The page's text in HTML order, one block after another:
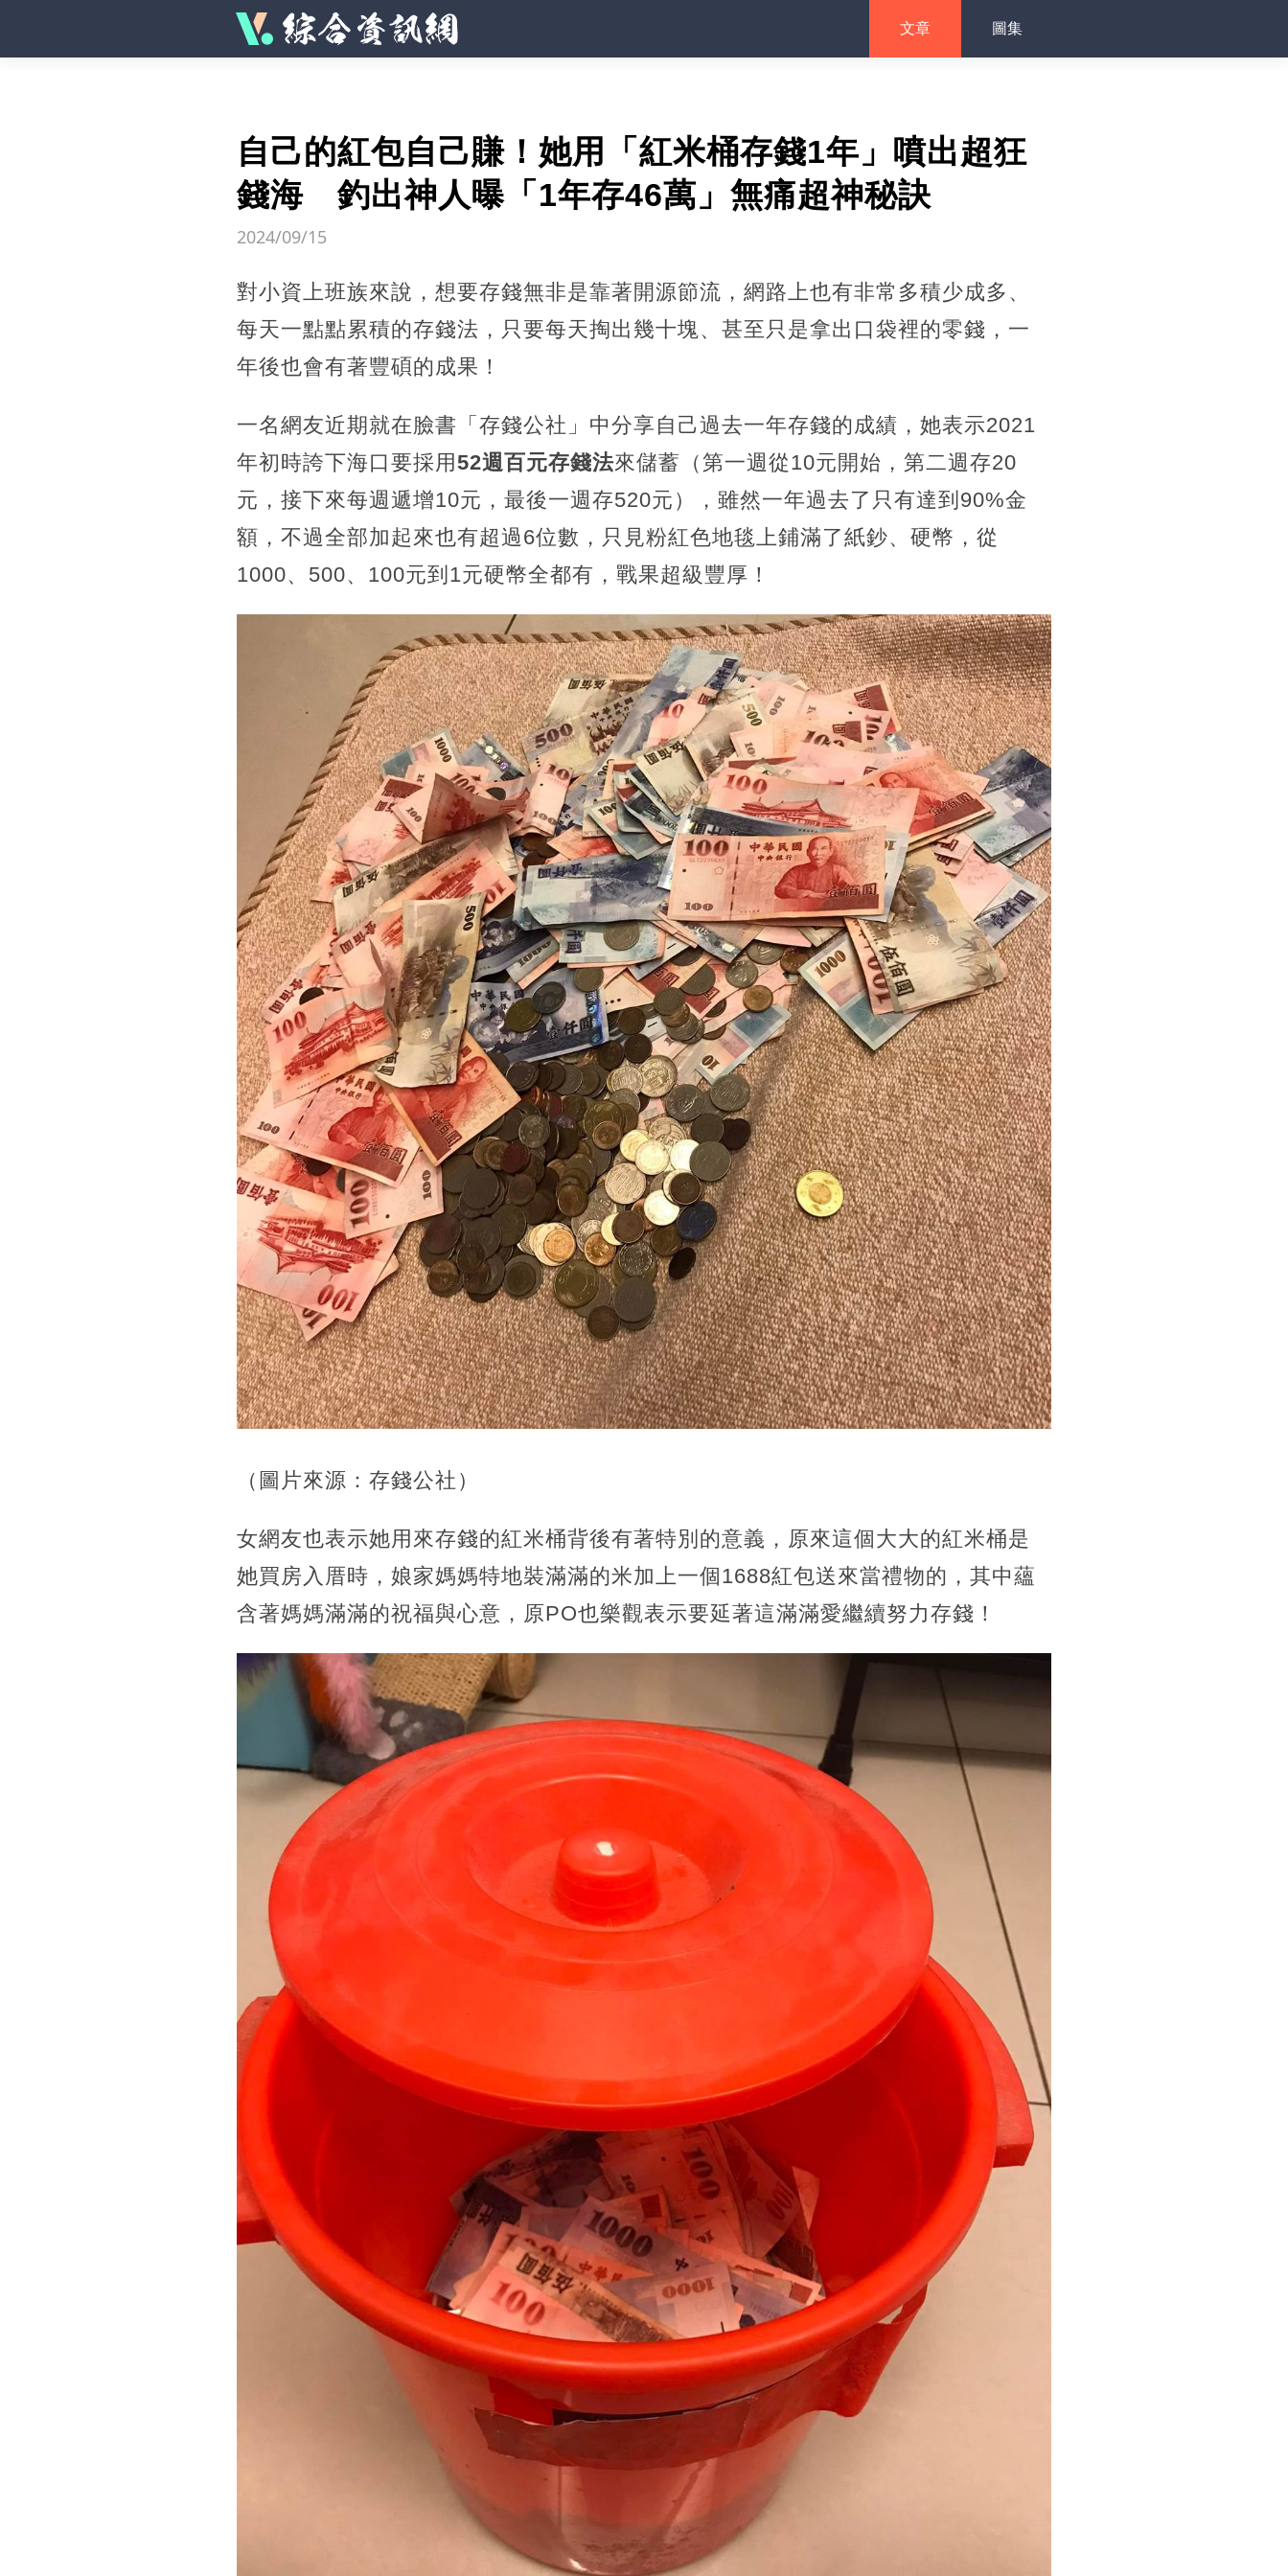
文章 圖集
自己的紅包自己賺！她用「紅米桶存錢1年」噴出超狂
錢海 釣出神人曝「1年存46萬」無痛超神秘訣
2024/09/15
對小資上班族來說，想要存錢無非是靠著開源節流，網路上也有非常多積少成多、
每天一點點累積的存錢法，只要每天掏出幾十塊、甚至只是拿出口袋裡的零錢，一
年後也會有著豐碩的成果！
一名網友近期就在臉書「存錢公社」中分享自己過去一年存錢的成績，她表示2021
年初時誇下海口要採用 52週百元存錢法來儲蓄（第一週從10元開始，第二週存20
元，接下來每週遞增10元，最後一週存520元），雖然一年過去了只有達到90%金
額，不過全部加起來也有超過6位數， 只見粉紅色地毯上鋪滿了紙鈔、硬幣，從
1000、500、100元到1元硬幣全都有，戰果超級豐厚！
（圖片來源：存錢公社）
女網友也表示她用來存錢的紅米桶背後有著特別的意義，原來這個大大的紅米桶是
她買房入厝時，娘家媽媽特地裝滿滿的米加上一個1688紅包送來當禮物的，其中蘊
含著媽媽滿滿的祝福與心意，原PO也樂觀表示要延著這滿滿愛繼續努力存錢！